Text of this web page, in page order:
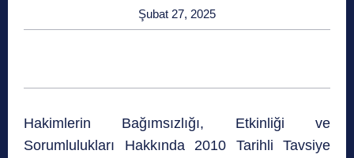
Şubat 27, 2025
Hakimlerin Bağımsızlığı, Etkinliği ve
Sorumlulukları Hakkında 2010 Tarihli Tavsiye